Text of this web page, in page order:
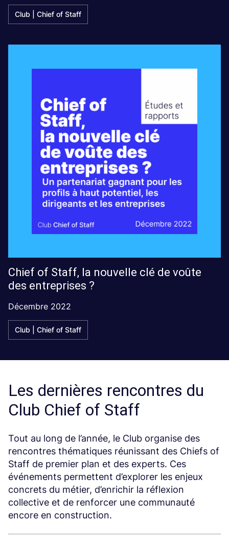
Club | Chief of Staff
Chief of Staff, la nouvelle clé de voûte
des entreprises ?
Décembre 2022
Club | Chief of Staff
Les dernières rencontres du
Club Chief of Staff
Tout au long de l’année, le Club organise des
rencontres thématiques réunissant des Chiefs of
Staff de premier plan et des experts. Ces
événements permettent d’explorer les enjeux
concrets du métier, d’enrichir la réflexion
collective et de renforcer une communauté
encore en construction.